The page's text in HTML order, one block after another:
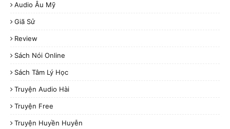
Audio Âu Mỹ
Giã Sử
Review
Sách Nói Online
Sách Tâm Lý Học
Truyện Audio Hài
Truyện Free
Truyện Huyền Huyễn